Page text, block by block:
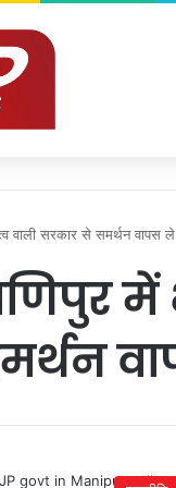
वाली सरकार से समर्थन वापस ले
में